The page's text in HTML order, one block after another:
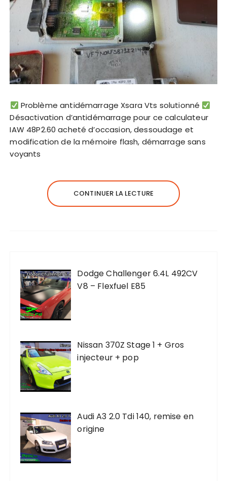
Problème antidémarrage Xsara Vts solutionné
Désactivation d’antidémarrage pour ce calculateur
IAW 48P2.60 acheté d’occasion, dessoudage et
modification de la mémoire flash, démarrage sans
voyants
CONTINUER LA LECTURE
Dodge Challenger 6.4L 492CV
V8 – Flexfuel E85
Nissan 370Z Stage 1 + Gros
injecteur + pop
Audi A3 2.0 Tdi 140, remise en
origine